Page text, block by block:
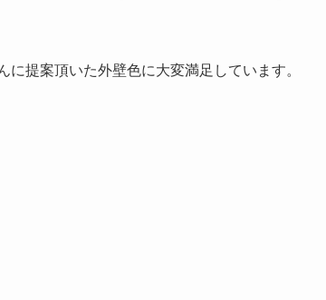
提案頂いた外壁色に大変満足しています。